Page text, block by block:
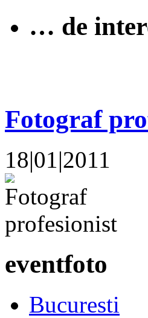
… de
Fotograf
18|01|2011
eventfoto
Bucuresti